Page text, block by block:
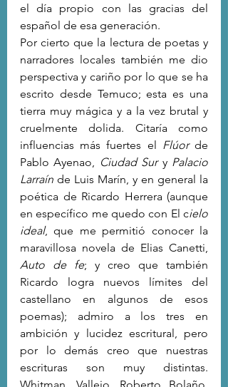
el día propio con las gracias del
español de esa generación.
Por cierto que la lectura de poetas y
narradores locales también me dio
perspectiva y cariño por lo que se ha
escrito desde Temuco; esta es una
tierra muy mágica y a la vez brutal y
cruelmente dolida. Citaría como
influencias más fuertes el Flúor de
Pablo Ayenao, Ciudad Sur y Palacio
Larraín de Luis Marín, y en general la
poética de Ricardo Herrera (aunque
en específico me quedo con El cielo
ideal, que me permitió conocer la
Auto de fe; y creo que también
Ricardo logra nuevos límites del
castellano en algunos de esos
poemas); admiro a los tres en
ambición y lucidez escritural, pero
por lo demás creo que nuestras
escrituras son muy distintas.